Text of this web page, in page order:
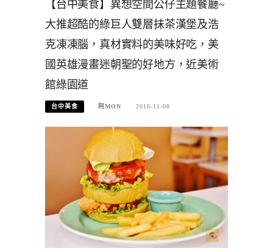
【台中美食】異想空間公仔主題餐廳~
大推超酷的綠巨人雙層抹茶漢堡及浩
克凍凍腦，真材實料的美味好吃，美
國英雄漫畫迷朝聖的好地方，近美術
館綠園道
台中美食 阿MON 2016-11-08